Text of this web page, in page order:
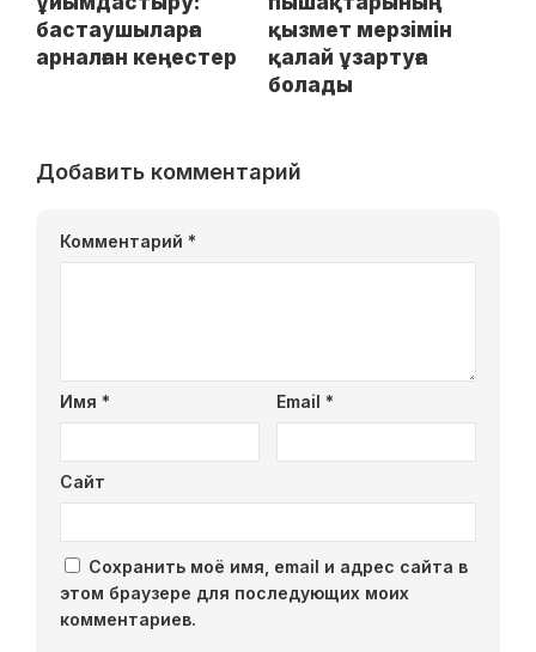
бастаушыларға
арналған кеңестер
қызмет мерзімін
қалай ұзартуға
болады
Добавить комментарий
Комментарий *
Имя * Email *
Сайт
Сохранить моё имя, email и адрес сайта в
этом браузере для последующих моих
комментариев.